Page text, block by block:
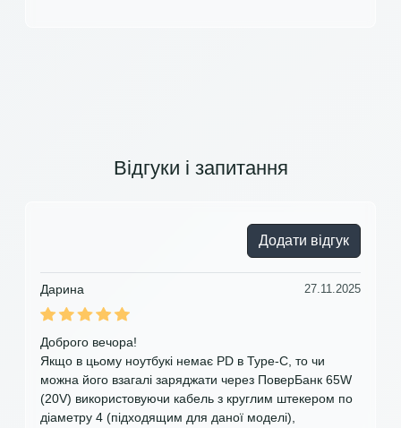
Відгуки і запитання
Додати відгук
Дарина 27.11.2025
Доброго вечора!
Якщо в цьому ноутбукі немає PD в Type-C, то чи
можна його взагалі заряджати через ПоверБанк 65W
(20V) використовуючи кабель з круглим штекером по
діаметру 4 (підходящим для даної моделі),